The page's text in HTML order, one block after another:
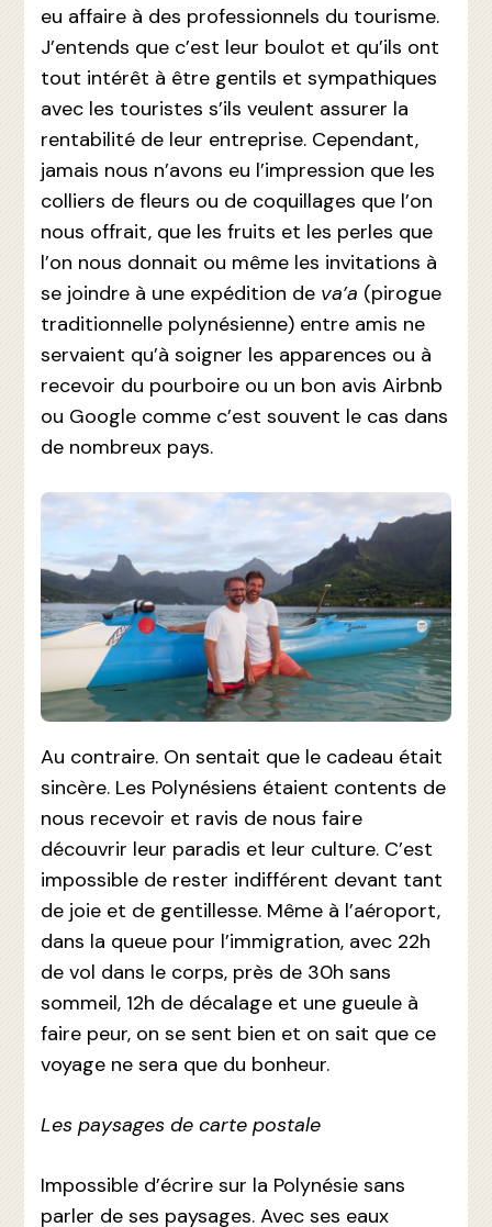
eu affaire à des professionnels du tourisme.
J’entends que c’est leur boulot et qu’ils ont
tout intérêt à être gentils et sympathiques
avec les touristes s’ils veulent assurer la
rentabilité de leur entreprise. Cependant,
jamais nous n’avons eu l’impression que les
colliers de fleurs ou de coquillages que l’on
nous offrait, que les fruits et les perles que
l’on nous donnait ou même les invitations à
se joindre à une expédition de va’a (pirogue
traditionnelle polynésienne) entre amis ne
servaient qu’à soigner les apparences ou à
recevoir du pourboire ou un bon avis Airbnb
ou Google comme c’est souvent le cas dans
de nombreux pays.
Au contraire. On sentait que le cadeau était
sincère. Les Polynésiens étaient contents de
nous recevoir et ravis de nous faire
découvrir leur paradis et leur culture. C’est
impossible de rester indifférent devant tant
de joie et de gentillesse. Même à l’aéroport,
dans la queue pour l’immigration, avec 22h
de vol dans le corps, près de 30h sans
sommeil, 12h de décalage et une gueule à
faire peur, on se sent bien et on sait que ce
voyage ne sera que du bonheur.
Les paysages de carte postale
Impossible d’écrire sur la Polynésie sans
parler de ses paysages. Avec ses eaux